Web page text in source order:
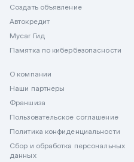
Создать объявление
Автокредит
Mycar Гид
Памятка по кибербезопасности
О компании
Наши партнеры
Франшиза
Пользовательское соглашение
Политика конфиденциальности
Сбор и обработка персональных
данных